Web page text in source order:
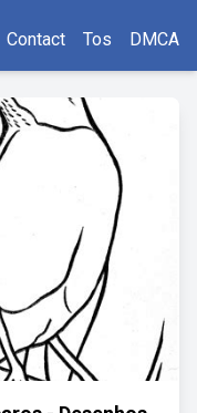
Contact Tos DMCA